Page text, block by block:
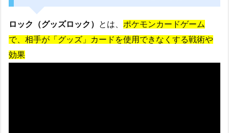
ロック（グッズロック） とは、 ポケモンカードゲーム
で、相手が「グッズ」カードを使用できなくする戦術や
効果